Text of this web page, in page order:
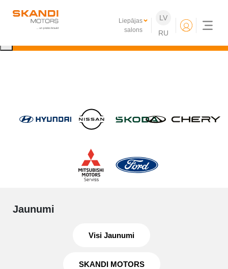
Liepājas
salons
LV
RU
Uzzini vairāk
Jaunumi
Visi Jaunumi
SKANDI MOTORS